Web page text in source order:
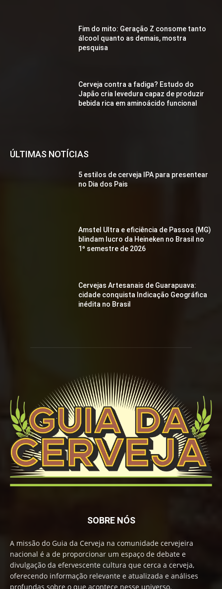
Fim do mito: Geração Z consome tanto
álcool quanto as demais, mostra
pesquisa
Cerveja contra a fadiga? Estudo do
Japão cria levedura capaz de produzir
bebida rica em aminoácido funcional
ÚLTIMAS NOTÍCIAS
5 estilos de cerveja IPA para presentear
no Dia dos Pais
Amstel Ultra e eficiência de Passos (MG)
blindam lucro da Heineken no Brasil no
1º semestre de 2026
Cervejas Artesanais de Guarapuava:
cidade conquista Indicação Geográfica
inédita no Brasil
SOBRE NÓS
A missão do Guia da Cerveja na comunidade cervejeira
nacional é a de proporcionar um espaço de debate e
divulgação da efervescente cultura que cerca a cerveja,
oferecendo informação relevante e atualizada e análises
profundas sobre o que acontece nesse universo.